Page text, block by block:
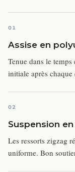
01
Assise en
Tenue dans le
initiale après chaque
02
Suspension
Les ressorts zigzag
uniforme. Bon